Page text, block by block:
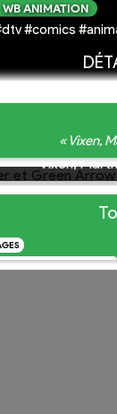
WB ANIMATION
#comics
« Vixen,
Vixen,